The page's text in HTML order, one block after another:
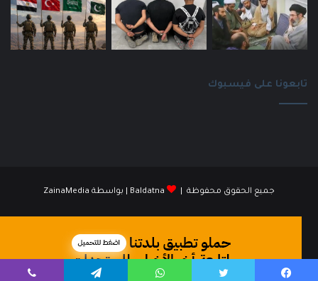
تابعونا على فيسبوك
جميع الحقوق محفوظة | Baldatna | بواسطة ZainaMedia